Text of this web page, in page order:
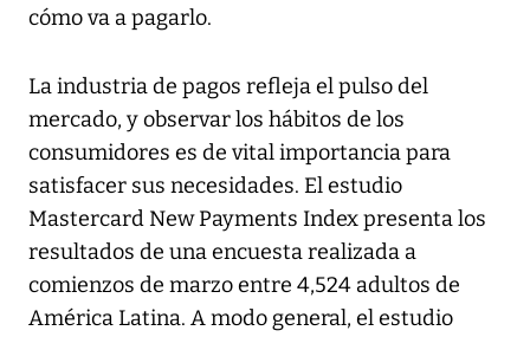
cómo va a pagarlo.
La industria de pagos refleja el pulso del
mercado, y observar los hábitos de los
consumidores es de vital importancia para
satisfacer sus necesidades. El estudio
Mastercard New Payments Index presenta los
resultados de una encuesta realizada a
comienzos de marzo entre 4,524 adultos de
América Latina. A modo general, el estudio